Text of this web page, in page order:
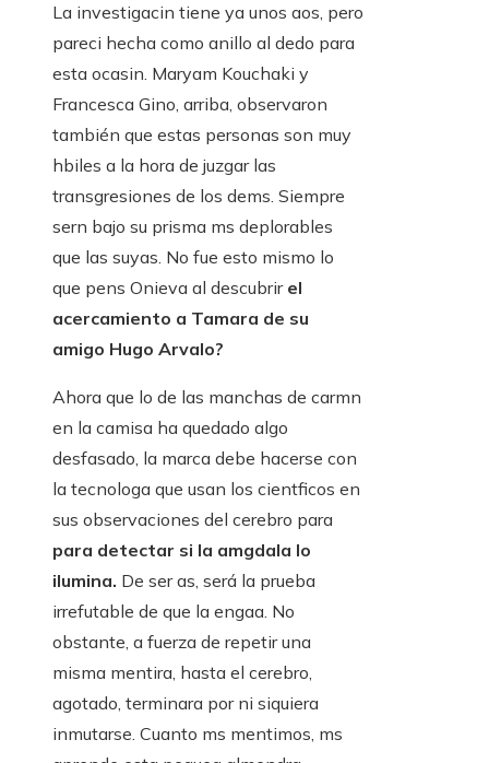
La investigacin tiene ya unos aos, pero
pareci hecha como anillo al dedo para
esta ocasin. Maryam Kouchaki y
Francesca Gino, arriba, observaron
también que estas personas son muy
hbiles a la hora de juzgar las
transgresiones de los dems. Siempre
sern bajo su prisma ms deplorables
que las suyas. No fue esto mismo lo
que pens Onieva al descubrir el
acercamiento a Tamara de su
amigo Hugo Arvalo?
Ahora que lo de las manchas de carmn
en la camisa ha quedado algo
desfasado, la marca debe hacerse con
la tecnologa que usan los cientficos en
sus observaciones del cerebro para
para detectar si la amgdala lo
ilumina. De ser as, será la prueba
irrefutable de que la engaa. No
obstante, a fuerza de repetir una
misma mentira, hasta el cerebro,
agotado, terminara por ni siquiera
inmutarse. Cuanto ms mentimos, ms